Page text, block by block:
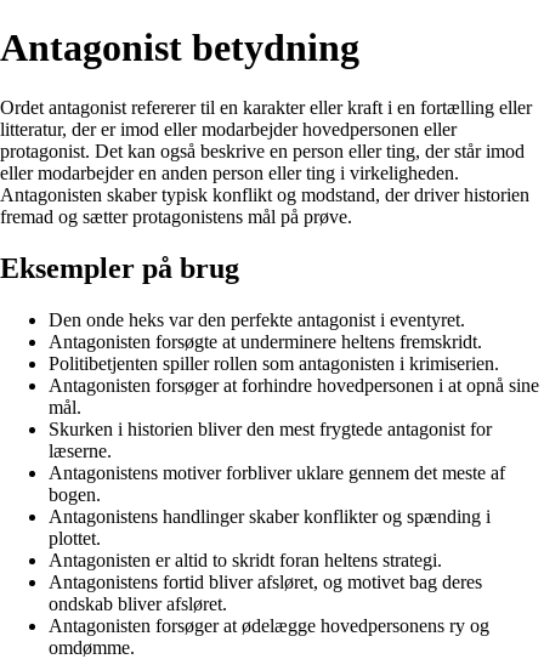
Antagonist betydning
Ordet antagonist refererer til en karakter eller kraft i en fortælling eller
litteratur, der er imod eller modarbejder hovedpersonen eller
protagonist. Det kan også beskrive en person eller ting, der står imod
eller modarbejder en anden person eller ting i virkeligheden.
Antagonisten skaber typisk konflikt og modstand, der driver historien
fremad og sætter protagonistens mål på prøve.
Eksempler på brug
Den onde heks var den perfekte antagonist i eventyret.
Antagonisten forsøgte at underminere heltens fremskridt.
Politibetjenten spiller rollen som antagonisten i krimiserien.
Antagonisten forsøger at forhindre hovedpersonen i at opnå sine
mål.
Skurken i historien bliver den mest frygtede antagonist for
læserne.
Antagonistens motiver forbliver uklare gennem det meste af
bogen.
Antagonistens handlinger skaber konflikter og spænding i
plottet.
Antagonisten er altid to skridt foran heltens strategi.
Antagonistens fortid bliver afsløret, og motivet bag deres
ondskab bliver afsløret.
Antagonisten forsøger at ødelægge hovedpersonens ry og
omdømme.